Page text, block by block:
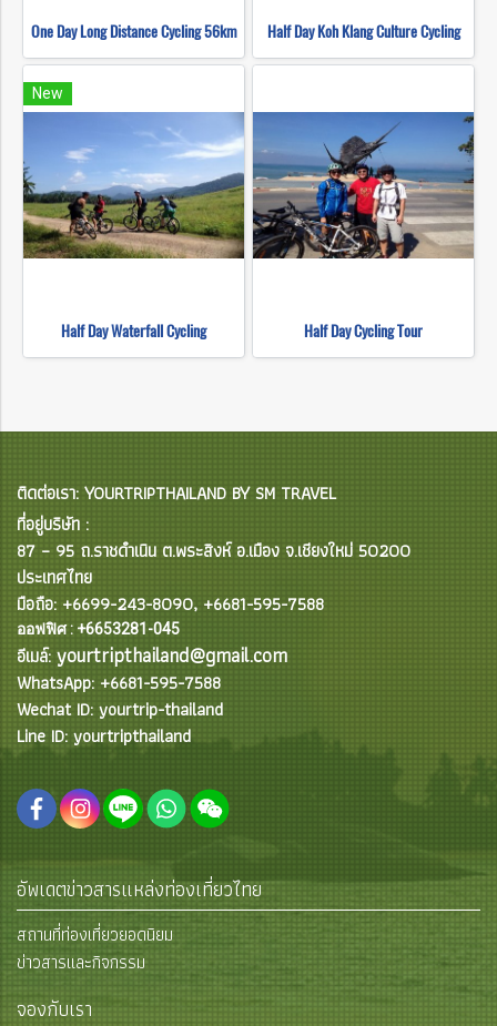
One Day Long Distance Cycling 56km Half Day Koh Klang Culture Cycling
New
Half Day Waterfall Cycling Half Day Cycling Tour
ติดต่อเรา: YOURTRIPTHAILAND BY SM TRAVEL
ที่อยู่บริษัท :
87 – 95 ถ.ราชดำเนิน ต.พระสิงห์ อ.เมือง จ.เชียงใหม่ 50200
ประเทศไทย
มือถือ: +6699-243-8090, +6681-595-7588
ออฟฟิศ : +6653281-045
อีเมล์: yourtripthailand@gmail.com
WhatsApp: +6681-595-7588
Wechat ID: yourtrip-thailand
Line ID: yourtripthailand
อัพเดตข่าวสารแหล่งท่องเที่ยวไทย
สถานที่ท่องเที่ยวยอดนิยม
ข่าวสารและกิจกรรม
จองกับเรา